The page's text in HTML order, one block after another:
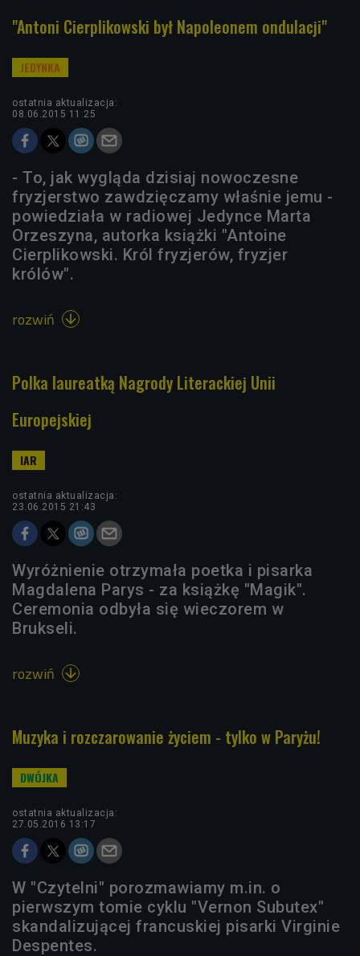
"Antoni Cierplikowski był Napoleonem ondulacji"
ostatnia aktualizacja:
08.06.2015 11:25
- To, jak wygląda dzisiaj nowoczesne
fryzjerstwo zawdzięczamy właśnie jemu -
powiedziała w radiowej Jedynce Marta
Orzeszyna, autorka książki "Antoine
Cierplikowski. Król fryzjerów, fryzjer
królów".
rozwiń 
Polka laureatką Nagrody Literackiej Unii
Europejskiej
ostatnia aktualizacja:
23.06.2015 21:43
Wyróżnienie otrzymała poetka i pisarka
Magdalena Parys - za książkę "Magik".
Ceremonia odbyła się wieczorem w
Brukseli.
rozwiń 
Muzyka i rozczarowanie życiem - tylko w Paryżu!
ostatnia aktualizacja:
27.05.2016 13:17
W "Czytelni" porozmawiamy m.in. o
pierwszym tomie cyklu "Vernon Subutex"
skandalizującej francuskiej pisarki Virginie
Despentes.